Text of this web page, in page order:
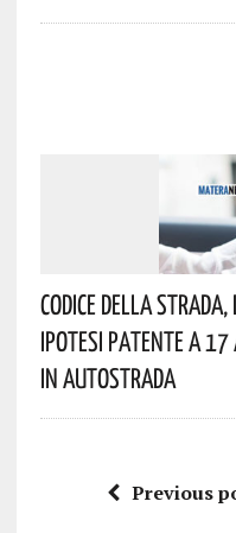
Codice Della
Ipotesi Patente A 17
In Autostrada
Previous